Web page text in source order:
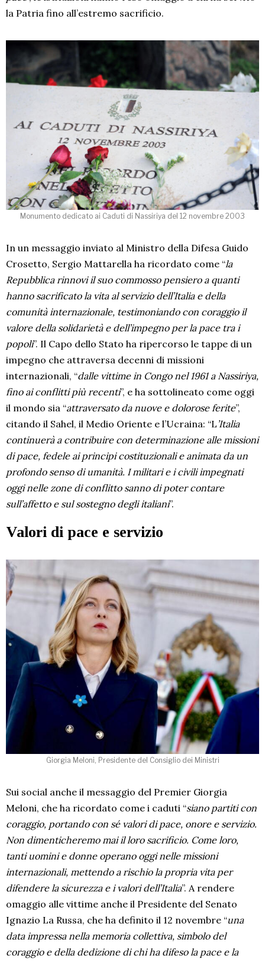
la Patria fino all’estremo sacrificio.
Monumento dedicato ai Caduti di Nassiriya del 12 novembre 2003
In un messaggio inviato al Ministro della Difesa Guido
Crosetto, Sergio Mattarella ha ricordato come “la
Repubblica rinnovi il suo commosso pensiero a quanti
hanno sacrificato la vita al servizio dell’Italia e della
comunità internazionale, testimoniando con coraggio il
valore della solidarietà e dell’impegno per la pace tra i
popoli”. Il Capo dello Stato ha ripercorso le tappe di un
impegno che attraversa decenni di missioni
internazionali, “dalle vittime in Congo nel 1961 a Nassiriya,
fino ai conflitti più recenti”, e ha sottolineato come oggi
il mondo sia “attraversato da nuove e dolorose ferite”,
citando il Sahel, il Medio Oriente e l’Ucraina: “L ’Italia
continuerà a contribuire con determinazione alle missioni
di pace, fedele ai principi costituzionali e animata da un
profondo senso di umanità. I militari e i civili impegnati
oggi nelle zone di conflitto sanno di poter contare
sull’affetto e sul sostegno degli italiani”.
Valori di pace e servizio
Giorgia Meloni, Presidente del Consiglio dei Ministri
Sui social anche il messaggio del Premier Giorgia
Meloni, che ha ricordato come i caduti “siano partiti con
coraggio, portando con sé valori di pace, onore e servizio.
Non dimenticheremo mai il loro sacrificio. Come loro,
tanti uomini e donne operano oggi nelle missioni
internazionali, mettendo a rischio la propria vita per
difendere la sicurezza e i valori dell’Italia”. A rendere
omaggio alle vittime anche il Presidente del Senato
Ignazio La Russa, che ha definito il 12 novembre “una
data impressa nella memoria collettiva, simbolo del
coraggio e della dedizione di chi ha difeso la pace e la